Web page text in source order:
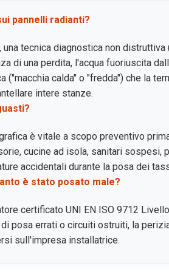
pannelli radianti?
tecnica diagnostica non
di una perdita, l'acqua fuoriuscita
("macchia calda" o "fredda") che la
intere stanze.
è vitale a scopo preventivo
cucine ad isola, sanitari sospesi,
accidentali durante la posa dei
è stato posato male?
certificato UNI EN ISO 9712
posa errati o circuiti ostruiti, la
sull'impresa installatrice.